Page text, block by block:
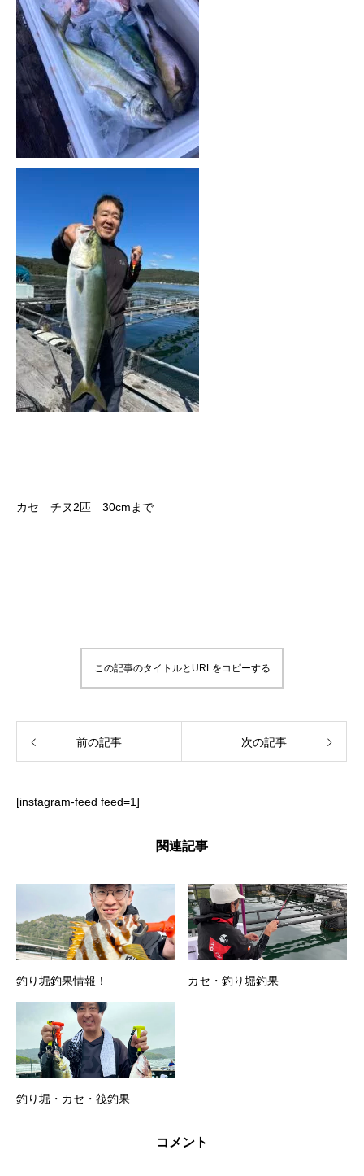
カセ チヌ2匹 30cmまで
この記事のタイトルとURLをコピーする
前の記事 次の記事
[instagram-feed feed=1]
関連記事
釣り堀釣果情報！ カセ・釣り堀釣果
釣り堀・カセ・筏釣果
コメント